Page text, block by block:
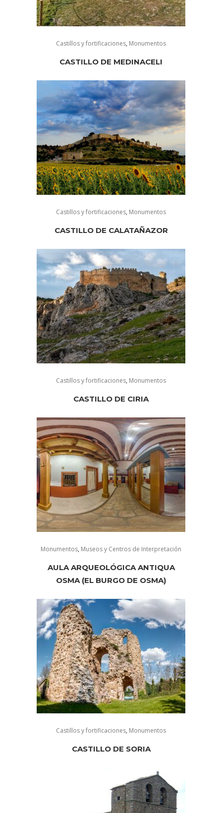
Castillos y fortificaciones, Monumentos
CASTILLO DE MEDINACELI
Castillos y fortificaciones, Monumentos
CASTILLO DE CALATAÑAZOR
Castillos y fortificaciones, Monumentos
CASTILLO DE CIRIA
Monumentos, Museos y Centros de Interpretación
AULA ARQUEOLÓGICA ANTIQUA
OSMA (EL BURGO DE OSMA)
Castillos y fortificaciones, Monumentos
CASTILLO DE SORIA